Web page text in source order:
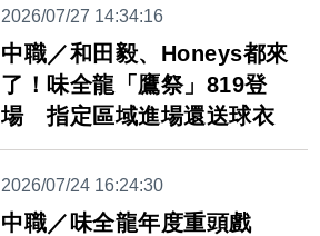
2026/07/27 14:34:16
中職／和田毅、Honeys都來
了！味全龍「鷹祭」819登
場 指定區域進場還送球衣
2026/07/24 16:24:30
中職／味全龍年度重頭戲